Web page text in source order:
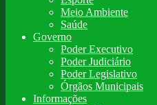
Meio Ambiente
Saúde
Governo
Poder Executivo
Poder Judiciário
Poder Legislativo
Órgãos Municipais
Informações